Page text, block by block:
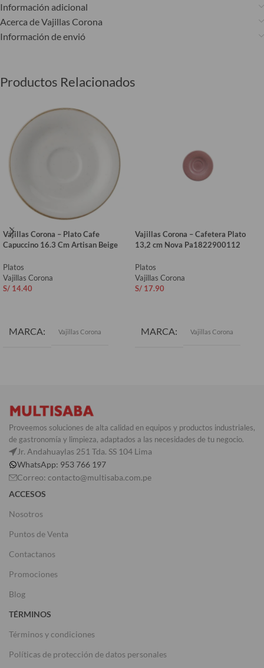
Información adicional
Acerca de Vajillas Corona
Información de envió
Productos Relacionados
Vajillas Corona – Plato Cafe
Capuccino 16.3 Cm Artisan Beige
Platos
Vajillas Corona
S/ 14.40
MARCA Vajillas Corona
Vajillas Corona – Cafetera Plato
13,2 cm Nova Pa1822900112
Platos
Vajillas Corona
S/ 17.90
MARCA Vajillas Corona
Proveemos soluciones de alta calidad en equipos y productos industriales,
de gastronomía y limpieza, adaptados a las necesidades de tu negocio.
Jr. Andahuaylas 251 Tda. SS 104 Lima
WhatsApp: 953 766 197
Correo: contacto@multisaba.com.pe
ACCESOS
Nosotros
Puntos de Venta
Contactanos
Promociones
Blog
TÉRMINOS
Términos y condiciones
Políticas de protección de datos personales